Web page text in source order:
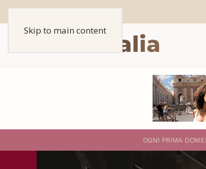
Skip to main content
OGNI PRIMA